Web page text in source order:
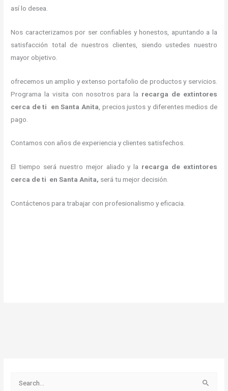
así lo desea.
Nos caracterizamos por ser confiables y honestos, apuntando a la
satisfacción total de nuestros clientes, siendo ustedes nuestro
mayor objetivo.
ofrecemos un amplio y extenso portafolio de productos y servicios.
Programa la visita con nosotros para la recarga de extintores
cerca de ti en Santa Anita , precios justos y diferentes medios de
pago.
Contamos con años de experiencia y clientes satisfechos.
El tiempo será nuestro mejor aliado y la recarga de extintores
cerca de ti en Santa Anita, será tu mejor decisión.
Contáctenos para trabajar con profesionalismo y eficacia.